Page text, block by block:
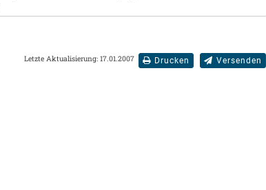
Drucken Versenden
Letzte Aktualisierung: 17.01.2007